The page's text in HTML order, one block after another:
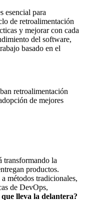
esencial para
de retroalimentación
y mejorar con cada
del software,
basado en el
retroalimentación
de mejores
transformando la
productos.
métodos tradicionales,
de DevOps,
lleva la delantera?